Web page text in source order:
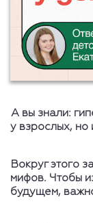
А вы знали:
у взрослых, но
Вокруг этого
мифов. Чтобы
будущем,